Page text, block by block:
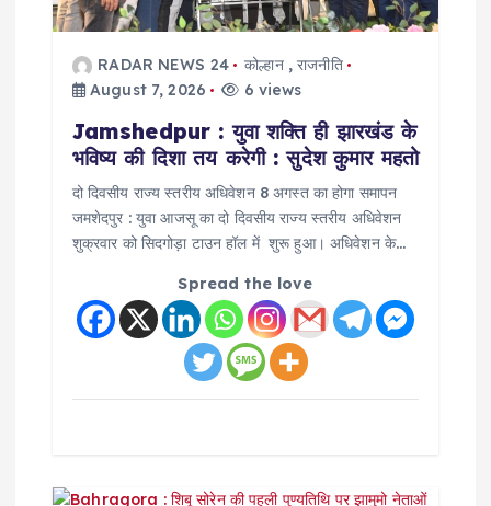
o
RADAR NEWS 24 कोल्हान,राजनीति
August 7, 2026
6 views
Jamshedpur : युवा शक्ति ही झारखंड के
भविष्य की दिशा तय करेगी : सुदेश कुमार महतो
दो दिवसीय राज्य स्तरीय अधिवेशन 8 अगस्त का होगा समापन
जमशेदपुर : युवा आजसू का दो दिवसीय राज्य स्तरीय अधिवेशन
शुक्रवार को सिदगोड़ा टाउन हॉल में शुरू हुआ। अधिवेशन के…
Spread the love